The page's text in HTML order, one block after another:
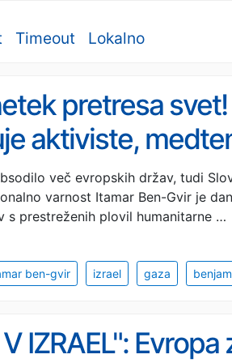
Timeout Lokalno
pretresa
aktiviste,
oglasil se je
več evropskih držav, tudi
varnost Itamar Ben-Gvir je
s prestreženih plovil humanitarne …
ben-gvir izrael gaza
IZRAEL":